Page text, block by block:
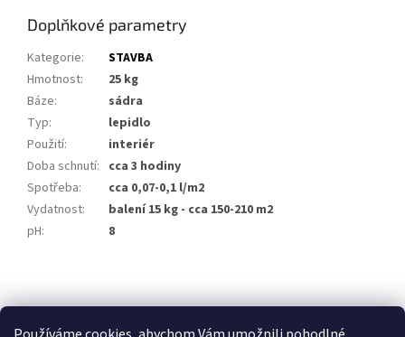
Doplňkové parametry
Kategorie:
STAVBA
Hmotnost:
25 kg
Báze:
sádra
Typ:
lepidlo
Použití:
interiér
Doba schnutí: cca 3 hodiny
Spotřeba:
cca 0,07-0,1 l/m2
Vydatnost:
balení 15 kg - cca 150-210 m2
pH: 8
á